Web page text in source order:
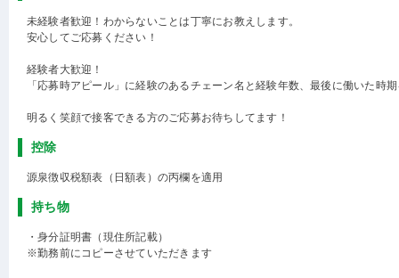
未経験者歓迎！わからないことは丁寧にお教えします。
安心してご応募ください！
経験者大歓迎！
「応募時アピール」に経験のあるチェーン名と経験年数、最後に働いた時
明るく笑顔で接客できる方のご応募お待ちしてます！
控除
源泉徴収税額表（日額表）の丙欄を適用
持ち物
・身分証明書（現住所記載）
※勤務前にコピーさせていただきます